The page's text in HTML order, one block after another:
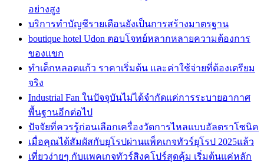
อย่างสูง
บริการทำบัญชีรายเดือนยังเป็นการสร้างมาตรฐาน
boutique hotel Udon ตอบโจทย์หลากหลายความต้องการ
ของแขก
ทำเด็กหลอดแก้ว ราคาเริ่มต้น และค่าใช้จ่ายที่ต้องเตรียม
จริง
Industrial Fan ในปัจจุบันไม่ได้จำกัดแค่การระบายอากาศ
พื้นฐานอีกต่อไป
ปัจจัยที่ควรรู้ก่อนเลือกเครื่องวัดการไหลแบบอัลตราโซนิค
เมื่อคุณได้สัมผัสกับยุโรปผ่านแพ็คเกจทัวร์ยุโรป 2025แล้ว
เที่ยวง่ายๆ กับแพคเกจทัวร์สิงคโปร์สุดคุ้ม เริ่มต้นแค่หลัก